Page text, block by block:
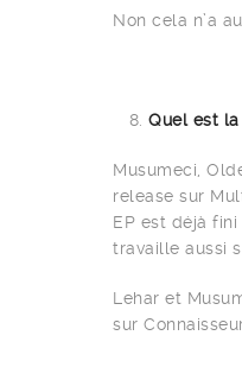
Non cela n’a
Quel est
Musumeci,
release sur
EP est déjà
travaille aussi
Lehar et
sur